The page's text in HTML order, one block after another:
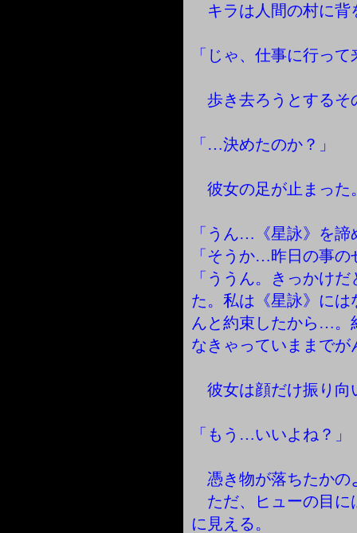
キラは人間の村に背
「じゃ、仕事に行って
歩き去ろうとするそ
「…決めたのか？」
彼女の足が止まった
「うん…《星詠》を諦
「そうか…昨日の事の
「ううん。きっかけ
た。私は《星詠》に
んと約束したから…。
なきゃっていままで
彼女は顔だけ振り向
「もう…いいよね？」
憑き物が落ちたかの
ただ、ヒューの目に
に見える。